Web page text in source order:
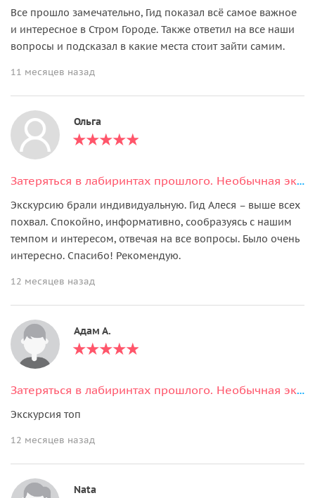
Все прошло замечательно, Гид показал всё самое важное
и интересное в Стром Городе. Также ответил на все наши
вопросы и подсказал в какие места стоит зайти самим.
11 месяцев назад
Ольга
Затеряться в лабиринтах прошлого. Необычная экскурсия по Пражскому Граду
Экскурсию брали индивидуальную. Гид Алеся – выше всех
похвал. Спокойно, информативно, сообразуясь с нашим
темпом и интересом, отвечая на все вопросы. Было очень
интересно. Спасибо! Рекомендую.
12 месяцев назад
Адам А.
Затеряться в лабиринтах прошлого. Необычная экскурсия по Пражскому Граду
Экскурсия топ
12 месяцев назад
Nata